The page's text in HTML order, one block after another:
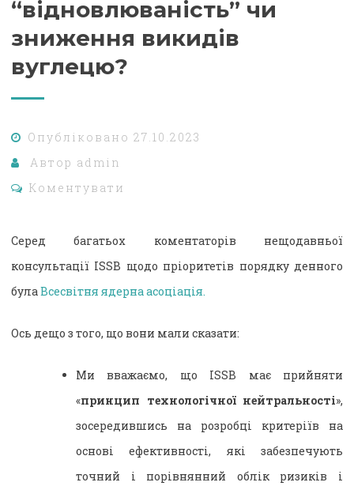
“відновлюваність” чи
зниження викидів
вуглецю?
Опубліковано 27.10.2023
Автор admin
Коментувати
Серед багатьох коментаторів нещодавньої
консультації ISSB щодо пріоритетів порядку денного
булаВсесвітня ядерна асоціація.
Ось дещо з того, що вони мали сказати:
Ми вважаємо, що ISSB має прийняти
«принцип технологічної нейтральності»,
зосередившись на розробці критеріїв на
основі ефективності, які забезпечують
точний і порівнянний облік ризиків і